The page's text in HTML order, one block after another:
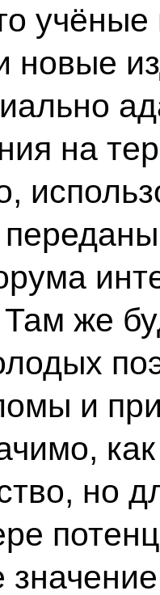
учёные
новые
на
же
и
но